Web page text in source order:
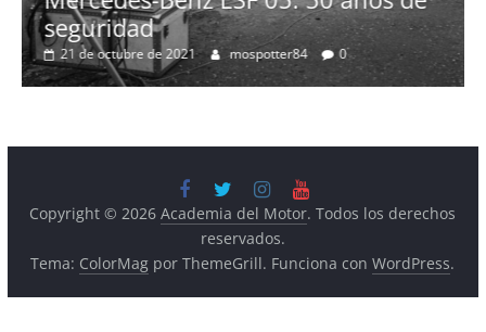
de
Copyright © 2026Academia del Motor. Todos los derechos
por ThemeGrill. Funciona con